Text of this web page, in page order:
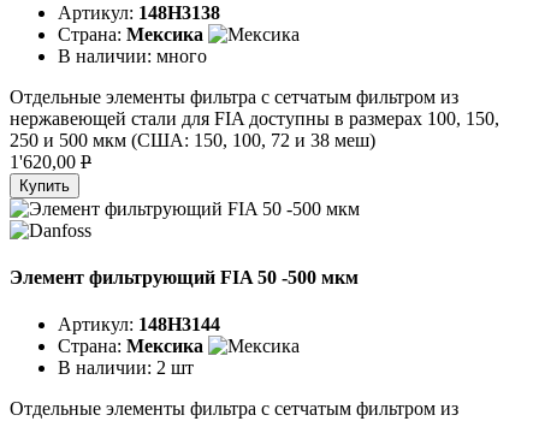
Артикул: 148H3138
Страна: Мексика
В наличии: много
Отдельные элементы фильтра с сетчатым фильтром из
нержавеющей стали для FIA доступны в размерах 100, 150,
250 и 500 мкм (США: 150, 100, 72 и 38 меш)
1'620,00 P
Купить
Элемент фильтрующий FIA 50 -500 мкм
Артикул: 148H3144
Страна: Мексика
В наличии: 2 шт
Отдельные элементы фильтра с сетчатым фильтром из